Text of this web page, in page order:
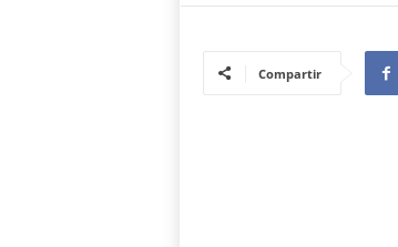
Compartir